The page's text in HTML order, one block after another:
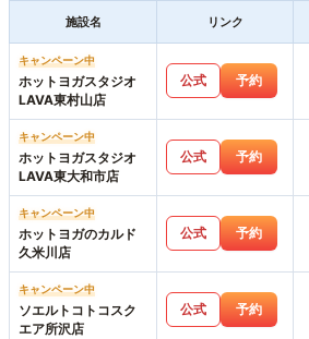
施設名 リンク
キャンペーン中
ホットヨガスタジオ
LAVA東村山店
公式 予約
キャンペーン中
ホットヨガスタジオ
LAVA東大和市店
公式 予約
キャンペーン中
ホットヨガのカルド
久米川店
公式 予約
キャンペーン中
ソエルトコトコスク
エア所沢店
公式 予約